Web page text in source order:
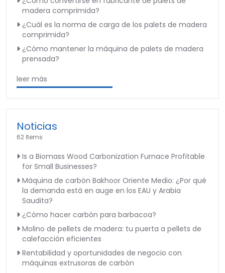
madera comprimida?
¿Cuál es la norma de carga de los palets de madera
comprimida?
¿Cómo mantener la máquina de palets de madera
prensada?
leer más
Noticias
62 Items
Is a Biomass Wood Carbonization Furnace Profitable
for Small Businesses?
Máquina de carbón Bakhoor Oriente Medio: ¿Por qué
la demanda está en auge en los EAU y Arabia
Saudita?
¿Cómo hacer carbón para barbacoa?
Molino de pellets de madera: tu puerta a pellets de
calefacción eficientes
Rentabilidad y oportunidades de negocio con
máquinas extrusoras de carbón